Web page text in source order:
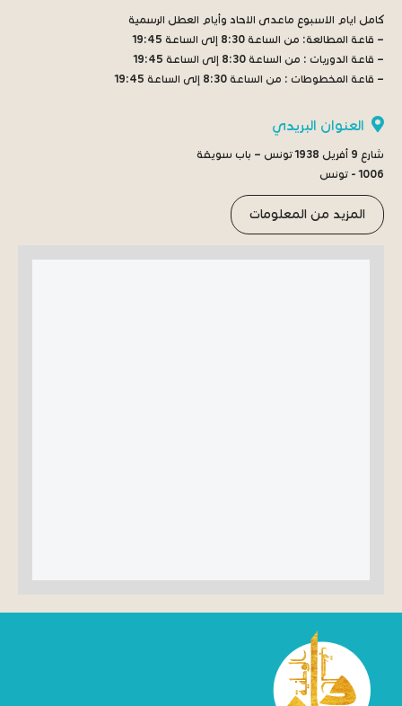
كامل ايام الاسبوع ماعدى الاحاد وأيام العطل الرسمية
– قاعة المطالعة: من الساعة 8:30 إلى الساعة 19:45
– قاعة الدوريات : من الساعة 8:30 إلى الساعة 19:45
– قاعة المخطوطات : من الساعة 8:30 إلى الساعة 19:45
العنوان البريدي
شارع 9 أفريل 1938 تونس – باب سويقة
1006 - تونس
المزيد من المعلومات